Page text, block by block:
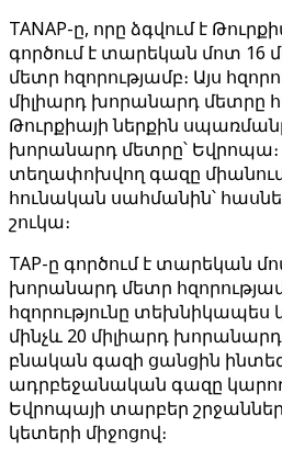
TANAP-ը, որը ձգվում է
գործում է տարեկան մոտ 16
մետր հզորությամբ։ Այս
միլիարդ խորանարդ մետրը
Թուրքիայի ներքին
խորանարդ մետրը՝ Եվրոպա։
տեղափոխվող գազը միանում
հունական սահմանին՝
շուկա։
TAP-ը գործում է տարեկան
խորանարդ մետր
հզորությունը տեխնիկապես
մինչև 20 միլիարդ
բնական գազի ցանցին
ադրբեջանական գազը
Եվրոպայի տարբեր
կետերի միջոցով։